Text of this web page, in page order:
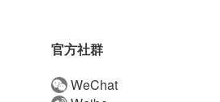
官方社群
WeChat